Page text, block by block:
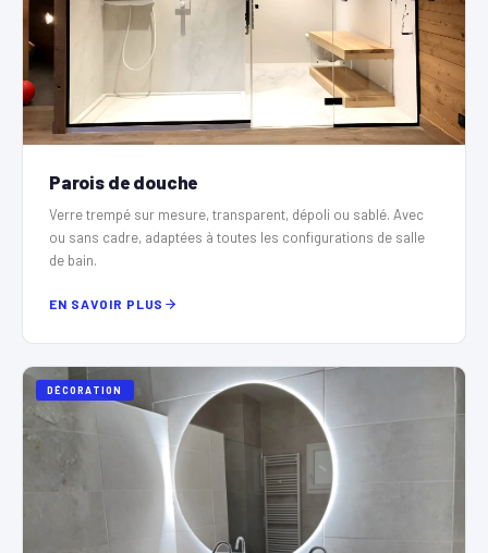
Parois de douche
Verre trempé sur mesure, transparent, dépoli ou sablé. Avec
ou sans cadre, adaptées à toutes les configurations de salle
de bain.
EN SAVOIR PLUS
DÉCORATION